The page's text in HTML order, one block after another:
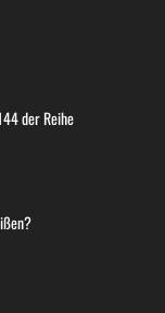
der Reihe